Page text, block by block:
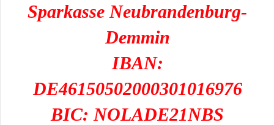
Sparkasse Neubrandenburg-
Demmin
IBAN:
DE46150502000301016976
BIC: NOLADE21NBS